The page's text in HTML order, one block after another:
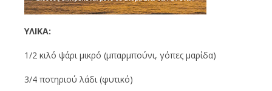
ΥΛΙΚΑ:
1/2 κιλό ψάρι μικρό (μπαρμπούνι, γόπες μαρίδα)
3/4 ποτηριού λάδι (φυτικό)